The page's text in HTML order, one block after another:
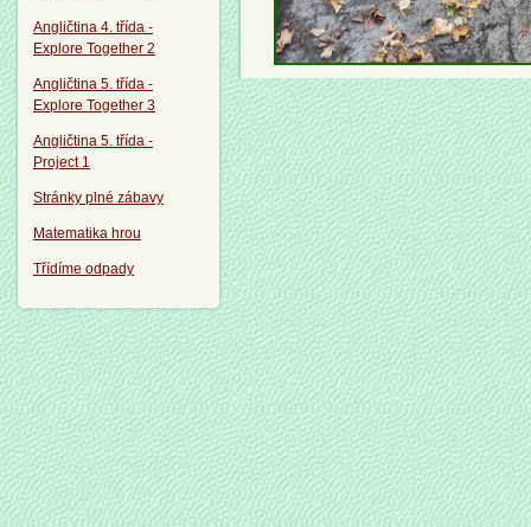
Angličtina 4. třída -
Explore Together 2
Angličtina 5. třída -
Explore Together 3
Angličtina 5. třída -
Project 1
Stránky plné zábavy
Matematika hrou
Třídíme odpady